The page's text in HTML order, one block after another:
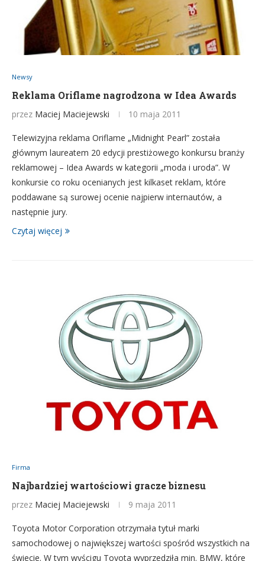
Newsy
Reklama Oriflame nagrodzona w Idea Awards
przez Maciej Maciejewski 10 maja 2011
Telewizyjna reklama Oriflame „Midnight Pearl” została
głównym laureatem 20 edycji prestiżowego konkursu branży
reklamowej – Idea Awards w kategorii „moda i uroda”. W
konkursie co roku ocenianych jest kilkaset reklam, które
poddawane są surowej ocenie najpierw internautów, a
następnie jury.
Czytaj więcej
Firma
Najbardziej wartościowi gracze biznesu
przez Maciej Maciejewski 9 maja 2011
Toyota Motor Corporation otrzymała tytuł marki
samochodowej o największej wartości spośród wszystkich na
świecie. W tym wyścigu Toyota wyprzedziła min. BMW, które